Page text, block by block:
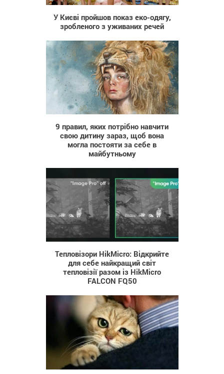
У Києві пройшов показ еко-одягу,
зробленого з уживаних речей
26 917
9 правил, яких потрібно навчити
свою дитину зараз, щоб вона
могла постояти за себе в
майбутньому
61
Тепловізори HikMicro: Відкрийте
для себе найкращий світ
тепловізії разом із HikMicro
FALCON FQ50